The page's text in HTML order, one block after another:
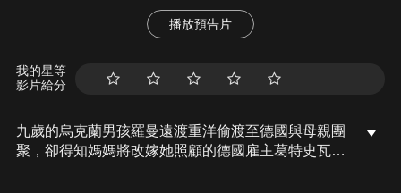
播放預告片
我的星等
影片給分
九歲的烏克蘭男孩羅曼遠渡重洋偷渡至德國與母親團
聚，卻得知媽媽將改嫁她照顧的德國雇主葛特史瓦